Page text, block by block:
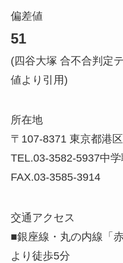
偏差値
51
(四谷大塚 合不合判定
値より引用)
所在地
〒107-8371 東京都港
TEL.03-3582-5937中
FAX.03-3585-3914
交通アクセス
■銀座線・丸の内線「
より徒歩5分